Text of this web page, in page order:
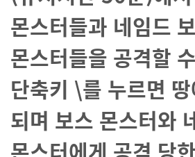
몬스터들과 네임드
몬스터들을 공격할
단축키 \를 누르면
되며 보스 몬스터와